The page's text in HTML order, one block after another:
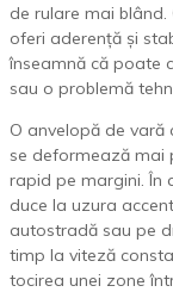
de rulare mai
oferi aderență și
înseamnă că poate
sau o problemă
O anvelopă de vară
se deformează mai
rapid pe margini. În
duce la uzura
autostradă sau pe
timp la viteză
tocirea unei zone